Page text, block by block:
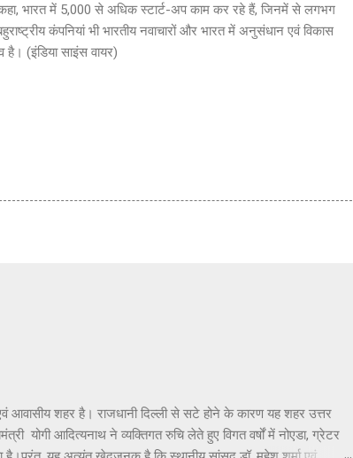
कहा, भारत में 5,000 से अधिक स्टार्ट-अप काम कर रहे हैं, जिनमें से लगभग
कंपनियां भी भारतीय नवाचारों और भारत में अनुसंधान एवं विकास
(इंडिया साइंस वायर)
आवासीय शहर है। राजधानी दिल्ली से सटे होने के कारण यह शहर उत्तर
योगी आदित्यनाथ ने व्यक्तिगत रुचि लेते हुए विगत वर्षों में नोएडा, ग्रेटर